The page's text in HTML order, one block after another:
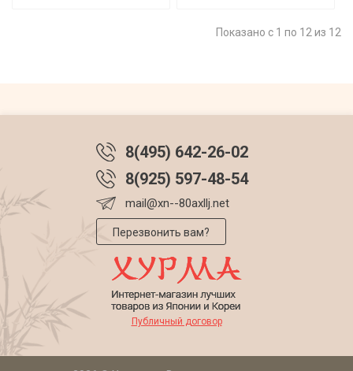
Показано с 1 по 12 из 12
Публичный договор
8(495) 642-26-02
8(925) 597-48-54
mail@xn--80axllj.net
Перезвонить вам?